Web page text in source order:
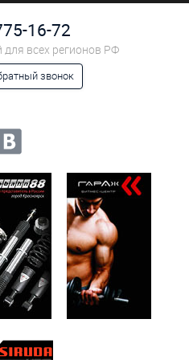
16-72
для всех регионов РФ
звонок